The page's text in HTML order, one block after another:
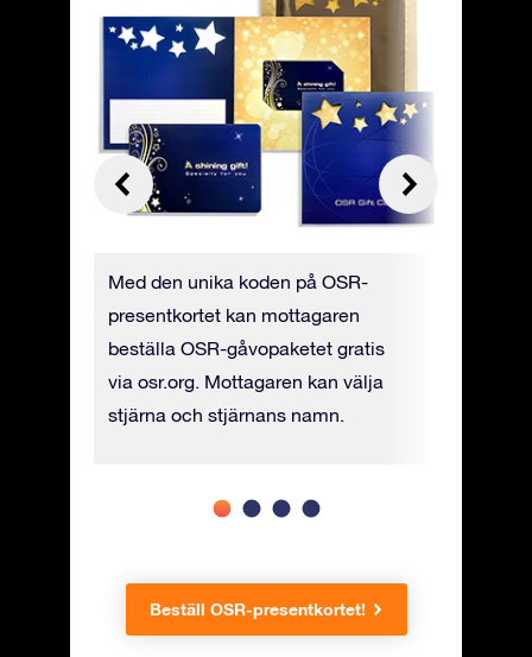
Med den unika koden på OSR-
presentkortet kan mottagaren
beställa OSR-gåvopaketet gratis
via osr.org. Mottagaren kan välja
stjärna och stjärnans namn.
Beställ OSR-presentkortet!